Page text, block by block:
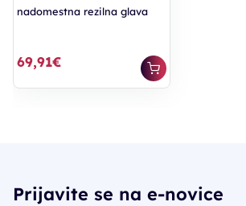
nadomestna rezilna glava
69,91€
Prijavite se na e-novice